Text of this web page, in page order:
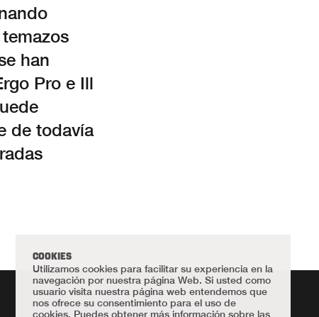
han
Pro e Ill
de todavía
COOKIES
Utilizamos cookies para facilitar su experiencia en la
navegación por nuestra página Web. Si usted como
usuario visita nuestra página web entendemos que
nos ofrece su consentimiento para el uso de
cookies. Puedes obtener más información sobre las